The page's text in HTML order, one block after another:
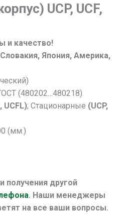
UCP, UCF,
и качество!
Япония, Америка,
(480202…480218)
UCFL); Стационарные (UCP,
(мм.)
получения другой
. Наши менеджеры
на все ваши вопросы.